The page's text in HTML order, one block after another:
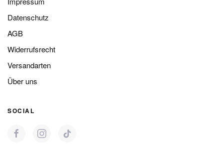
Datenschutz
AGB
Widerrufsrecht
Versandarten
Über uns
SOCIAL